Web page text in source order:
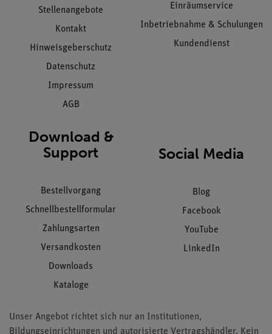
Stellenangebote
Kontakt
Hinweisgeberschutz
Datenschutz
Impressum
AGB
Einräumservice
Inbetriebnahme & Schulungen
Kundendienst
Download &
Support
Bestellvorgang
Schnellbestellformular
Zahlungsarten
Versandkosten
Downloads
Kataloge
Social Media
Blog
Facebook
YouTube
LinkedIn
Unser Angebot richtet sich nur an Institutionen,
Bildungseinrichtungen und autorisierte Vertragshändler. Kein